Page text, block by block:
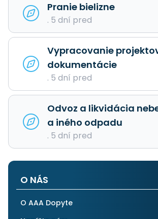
Pranie bielizne
. 5 dní pred
Vypracovanie
dokumentácie
. 5 dní pred
Odvoz a likvidácia
a iného odpadu
. 5 dní pred
O NÁS
O AAA Dopyte